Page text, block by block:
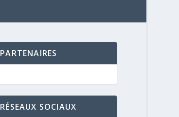
PARTENAIRES
RÉSEAUX SOCIAUX